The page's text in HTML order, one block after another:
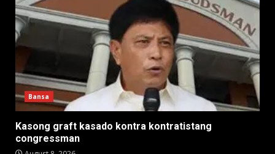
Bansa
Kasong graft kasado kontra kontratistang
congressman